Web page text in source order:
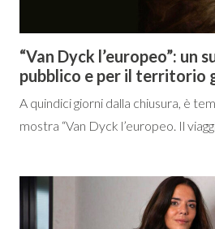
“Van Dyck l’europeo”: un
pubblico e per il territorio
A quindici giorni dalla chiusura, è
mostra “Van Dyck l’europeo. Il